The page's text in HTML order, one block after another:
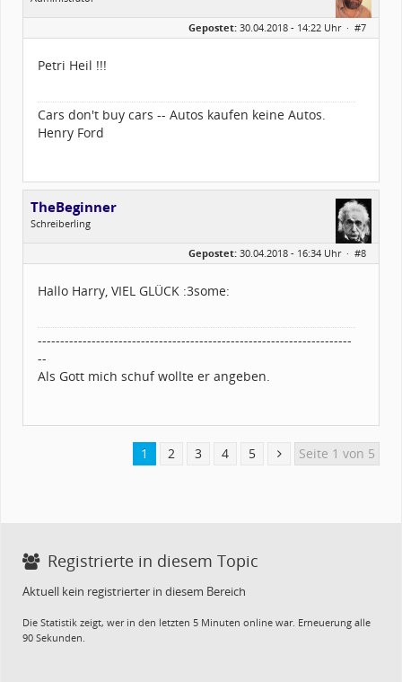
Geschlecht:
Alter:
26
Beiträge:
5558
Gepostet: 30.04.2018 - 14:22 Uhr · #7
Petri Heil !!!
Cars don't buy cars -- Autos kaufen keine Autos.
Henry Ford
TheBeginner
Schreiberling
Alter:
69
Dabei seit:
06 / 2013
Gepostet: 30.04.2018 - 16:34 Uhr · #8
Hallo Harry, VIEL GLÜCK :3some:
----------------------------------------------------------------------
--
Als Gott mich schuf wollte er angeben.
1 2 3 4 5 Seite 1 von 5
Registrierte in diesem Topic
Aktuell kein registrierter in diesem Bereich
Die Statistik zeigt, wer in den letzten 5 Minuten online war. Erneuerung alle
90 Sekunden.